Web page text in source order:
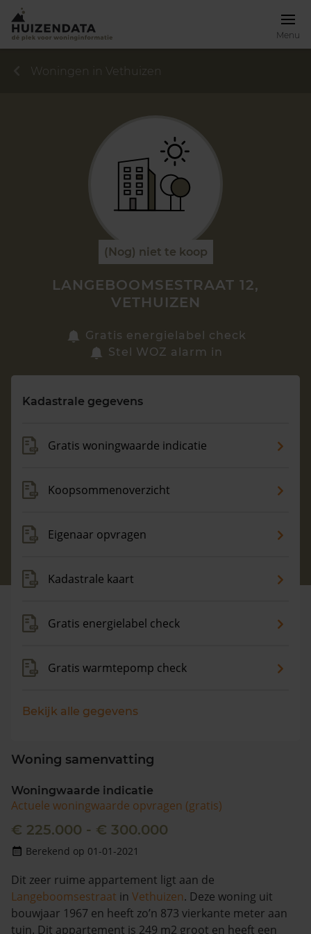
Menu
Vragen? Neem contact met ons op
088 220 4200
Woningen in Vethuizen
(Nog) niet te koop
LANGEBOOMSESTRAAT 12,
VETHUIZEN
Gratis energielabel check
Stel WOZ alarm in
Kadastrale gegevens
Gratis woningwaarde indicatie
Koopsommenoverzicht
Eigenaar opvragen
Kadastrale kaart
Gratis energielabel check
Gratis warmtepomp check
Bekijk alle gegevens
Woning samenvatting
Woningwaarde indicatie
Actuele woningwaarde opvragen (gratis)
€ 225.000 - € 300.000
Berekend op 01-01-2021
Dit zeer ruime appartement ligt aan de
Langeboomsestraat in Vethuizen. Deze woning uit
bouwjaar 1967 en heeft zo’n 873 vierkante meter aan
tuin. Dit appartement is 249 m2 groot en heeft een